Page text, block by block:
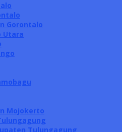
Gorontalo
Utara
Mojokerto
Tulungagung